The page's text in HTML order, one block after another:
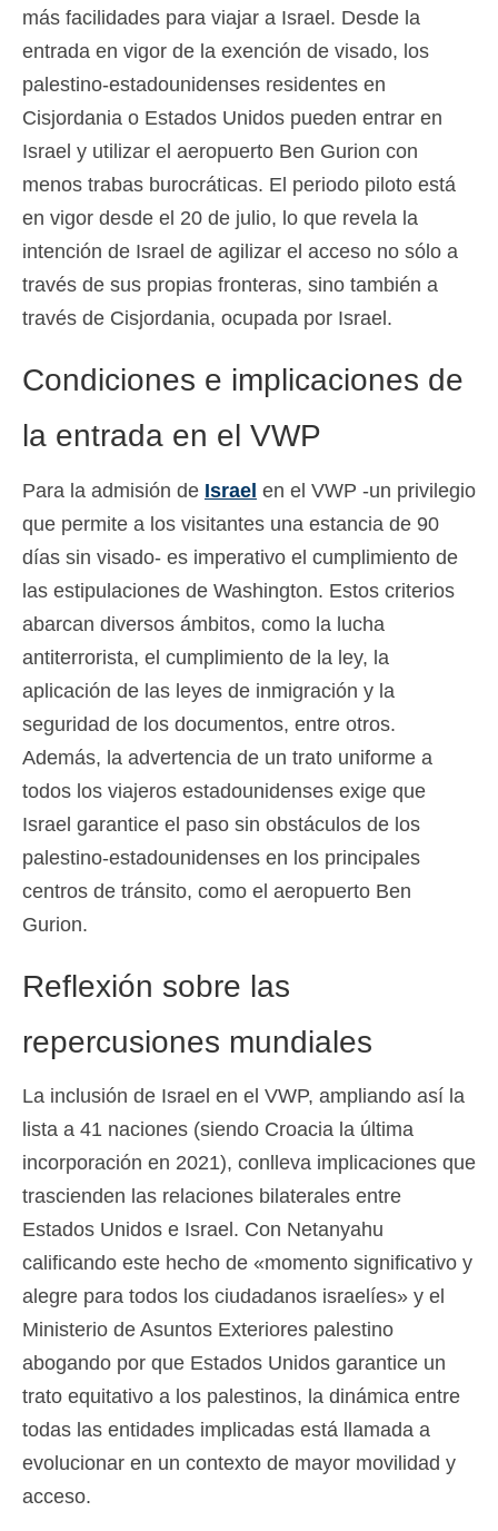
más facilidades para viajar a Israel. Desde la
entrada en vigor de la exención de visado, los
palestino-estadounidenses residentes en
Cisjordania o Estados Unidos pueden entrar en
Israel y utilizar el aeropuerto Ben Gurion con
menos trabas burocráticas. El periodo piloto está
en vigor desde el 20 de julio, lo que revela la
intención de Israel de agilizar el acceso no sólo a
través de sus propias fronteras, sino también a
través de Cisjordania, ocupada por Israel.
Condiciones e implicaciones de
la entrada en el VWP
Para la admisión de Israel en el VWP -un privilegio
que permite a los visitantes una estancia de 90
días sin visado- es imperativo el cumplimiento de
las estipulaciones de Washington. Estos criterios
abarcan diversos ámbitos, como la lucha
antiterrorista, el cumplimiento de la ley, la
aplicación de las leyes de inmigración y la
seguridad de los documentos, entre otros.
Además, la advertencia de un trato uniforme a
todos los viajeros estadounidenses exige que
Israel garantice el paso sin obstáculos de los
palestino-estadounidenses en los principales
centros de tránsito, como el aeropuerto Ben
Gurion.
Reflexión sobre las
repercusiones mundiales
La inclusión de Israel en el VWP, ampliando así la
lista a 41 naciones (siendo Croacia la última
incorporación en 2021), conlleva implicaciones que
trascienden las relaciones bilaterales entre
Estados Unidos e Israel. Con Netanyahu
calificando este hecho de «momento significativo y
alegre para todos los ciudadanos israelíes» y el
Ministerio de Asuntos Exteriores palestino
abogando por que Estados Unidos garantice un
trato equitativo a los palestinos, la dinámica entre
todas las entidades implicadas está llamada a
evolucionar en un contexto de mayor movilidad y
acceso.